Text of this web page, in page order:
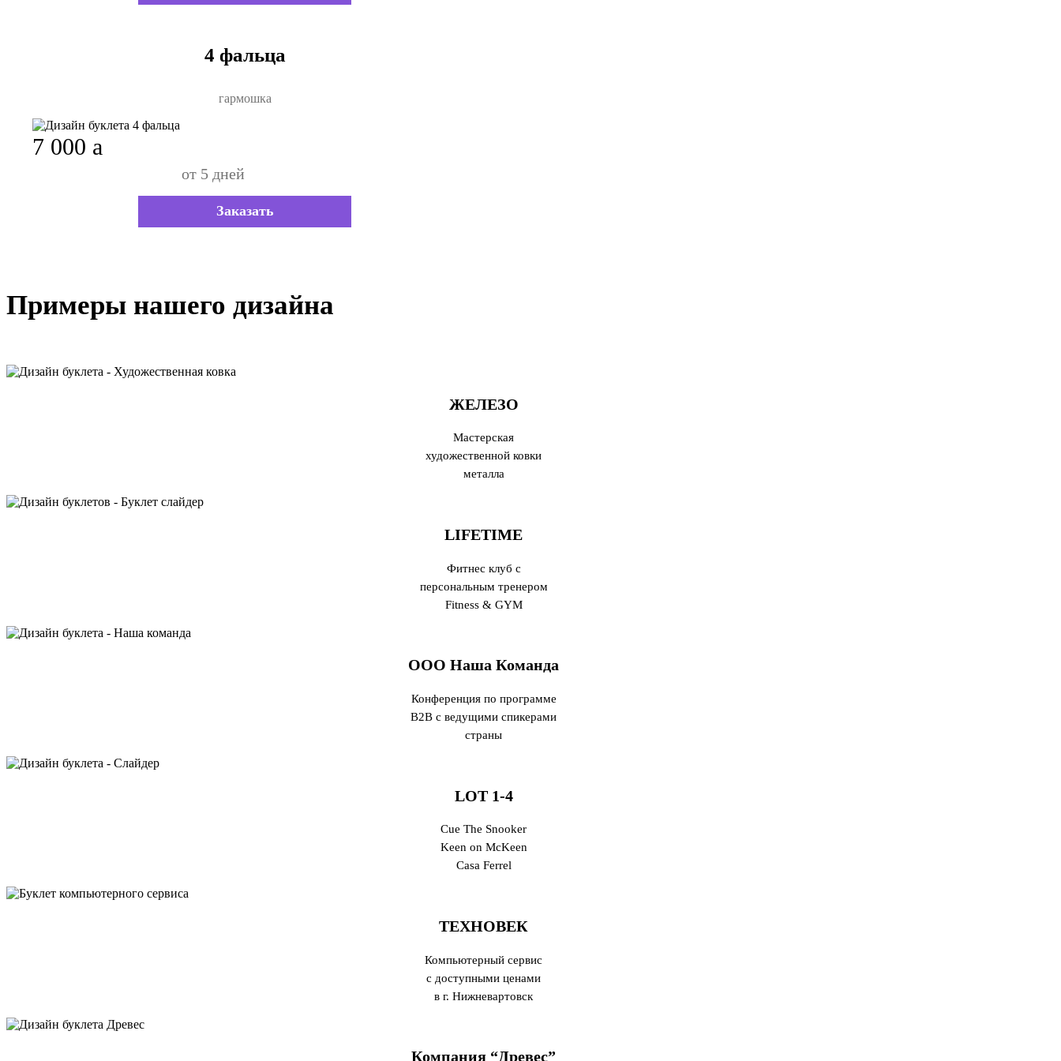
4 фальца
гармошка
7 000 a
от 5 дней
Заказать
Примеры нашего дизайна
ЖЕЛЕЗО
Мастерская
художественной ковки
металла
LIFETIME
Фитнес клуб с
персональным тренером
Fitness & GYM
ООО Наша Команда
Конференция по программе
B2B с ведущими спикерами
страны
LOT 1-4
Cue The Snooker
Keen on McKeen
Casa Ferrel
ТЕХНОВЕК
Компьютерный сервис
с доступными ценами
в г. Нижневартовск
Компания “Древес”